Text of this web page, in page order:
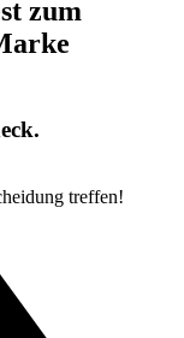
zum
treffen!